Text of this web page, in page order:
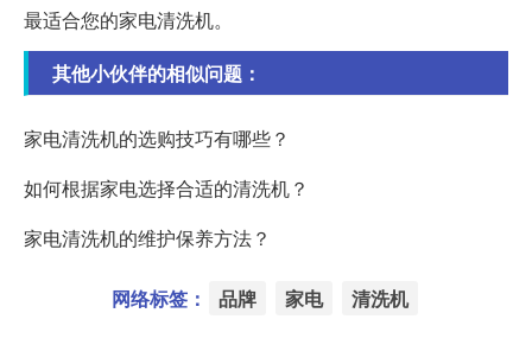
最适合您的家电清洗机。
其他小伙伴的相似问题：
家电清洗机的选购技巧有哪些？
如何根据家电选择合适的清洗机？
家电清洗机的维护保养方法？
网络标签： 品牌 家电 清洗机